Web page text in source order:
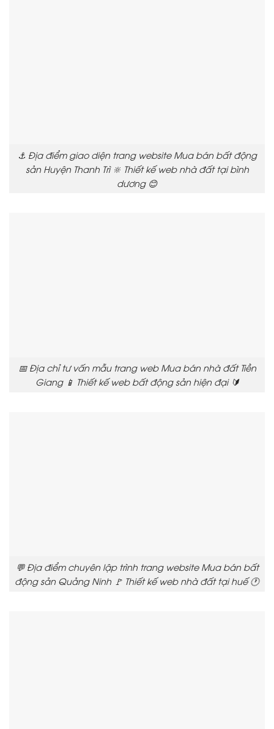
⚓ Địa điểm giao diện trang website Mua bán bất động
sản Huyện Thanh Trì 🔆 Thiết kế web nhà đất tại bình
dương 😊
📅 Địa chỉ tư vấn mẫu trang web Mua bán nhà đất Tiền
Giang 📱 Thiết kế web bất động sản hiện đại 🔰
💬 Địa điểm chuyên lập trình trang website Mua bán bất
động sản Quảng Ninh 🚩 Thiết kế web nhà đất tại huế 🕐